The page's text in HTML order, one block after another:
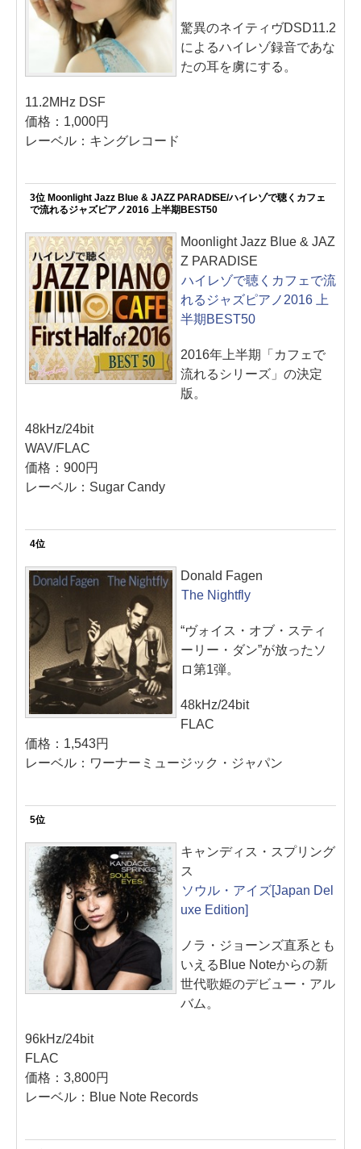
驚異のネイティヴDSD11.2
によるハイレゾ録音であな
たの耳を虜にする。
11.2MHz DSF
価格：1,000円
レーベル：キングレコード
3位 Moonlight Jazz Blue & JAZZ PARADISE/ハイレゾで聴くカフェ
で流れるジャズピアノ2016 上半期BEST50
Moonlight Jazz Blue & JAZ
Z PARADISE
ハイレゾで聴くカフェで流
れるジャズピアノ2016 上
半期BEST50
2016年上半期「カフェで
流れるシリーズ」の決定
版。
48kHz/24bit
WAV/FLAC
価格：900円
レーベル：Sugar Candy
4位
Donald Fagen
The Nightfly
“ヴォイス・オブ・スティ
ーリー・ダン”が放ったソ
ロ第1弾。
48kHz/24bit
FLAC
価格：1,543円
レーベル：ワーナーミュージック・ジャパン
5位
キャンディス・スプリング
ス
ソウル・アイズ[Japan Del
uxe Edition]
ノラ・ジョーンズ直系とも
いえるBlue Noteからの新
世代歌姫のデビュー・アル
バム。
96kHz/24bit
FLAC
価格：3,800円
レーベル：Blue Note Records